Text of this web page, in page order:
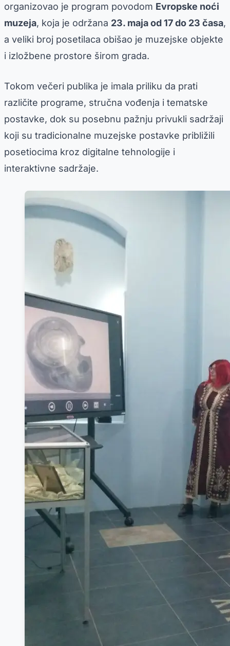
organizovao je program povodom Evropske noći
muzeja, koja je održana 23. maja od 17 do 23 časa,
a veliki broj posetilaca obišao je muzejske objekte
i izložbene prostore širom grada.
Tokom večeri publika je imala priliku da prati
različite programe, stručna vođenja i tematske
postavke, dok su posebnu pažnju privukli sadržaji
koji su tradicionalne muzejske postavke približili
posetiocima kroz digitalne tehnologije i
interaktivne sadržaje.